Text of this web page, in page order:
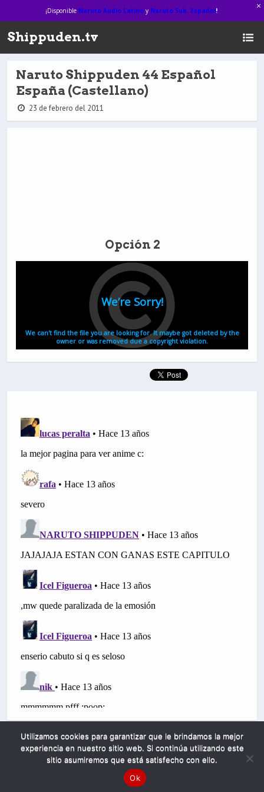
¡Disponible Naruto Audio Latinoy Naruto Sub. Español!
Shippuden.tv
Naruto Shippuden 44 Español
España (Castellano)
23 de febrero del 2011
Opción 2
Utilizamos cookies para garantizar que le brindamos la mejor
experiencia en nuestro sitio web. Si continúa utilizando este
sitio asumiremos que está satisfecho con ello.
Ok